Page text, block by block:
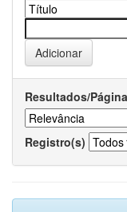
Resultados/Página
Registro(s)